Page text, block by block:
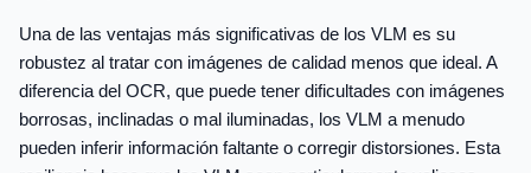
Una de las ventajas más significativas de los VLM es su
robustez al tratar con imágenes de calidad menos que ideal. A
diferencia del OCR, que puede tener dificultades con imágenes
borrosas, inclinadas o mal iluminadas, los VLM a menudo
pueden inferir información faltante o corregir distorsiones. Esta